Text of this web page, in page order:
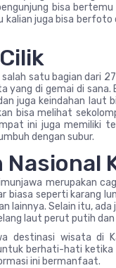
bisa
kalian juga bisa
satu bagian dari
yang di gemai di
juga keindahan laut
bisa melihat
ini juga memiliki
dengan subur.
Nasional
merupakan
biasa seperti karang
lainnya. Selain itu,
laut perut putih dan
destinasi wisata di
berhati-hati
ini bermanfaat.